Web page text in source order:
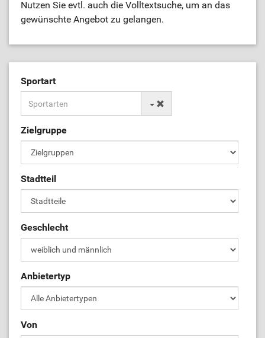
Kontakt
Nutzen Sie evtl. auch die Volltextsuche, um an das
gewünschte Angebot zu gelangen.
Sportart
Zielgruppe
Stadtteil
Geschlecht
Anbietertyp
Von